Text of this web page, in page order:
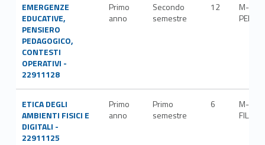
EMERGENZE
EDUCATIVE,
PENSIERO
PEDAGOGICO,
CONTESTI
OPERATIVI -
22911128
Primo
anno
Secondo
semestre
12
M-
PED/
ETICA DEGLI
AMBIENTI FISICI E
DIGITALI -
22911125
Primo
anno
Primo
semestre
6
M-
FIL/03